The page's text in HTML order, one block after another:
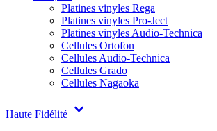
Platines vinyles Rega
Platines vinyles Pro-Ject
Platines vinyles Audio-Technica
Cellules Ortofon
Cellules Audio-Technica
Cellules Grado
Cellules Nagaoka
Haute Fidélité